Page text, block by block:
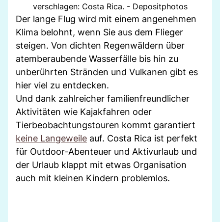
verschlagen: Costa Rica. - Depositphotos
Der lange Flug wird mit einem angenehmen
Klima belohnt, wenn Sie aus dem Flieger
steigen. Von dichten Regenwäldern über
atemberaubende Wasserfälle bis hin zu
unberührten Stränden und Vulkanen gibt es
hier viel zu entdecken.
Und dank zahlreicher familienfreundlicher
Aktivitäten wie Kajakfahren oder
Tierbeobachtungstouren kommt garantiert
keine Langeweile auf. Costa Rica ist perfekt
für Outdoor-Abenteuer und Aktivurlaub und
der Urlaub klappt mit etwas Organisation
auch mit kleinen Kindern problemlos.